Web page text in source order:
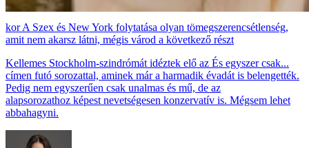
A Szex és New York folytatása olyan tömegszerencsétlenség,
amit nem akarsz látni, mégis várod a következő részt
Kellemes Stockholm-szindrómát idéztek elő az És egyszer csak...
címen futó sorozattal, aminek már a harmadik évadát is belengették.
Pedig nem egyszerűen csak unalmas és mű, de az
alapsorozathoz képest nevetségesen konzervatív is. Mégsem lehet
abbahagyni.